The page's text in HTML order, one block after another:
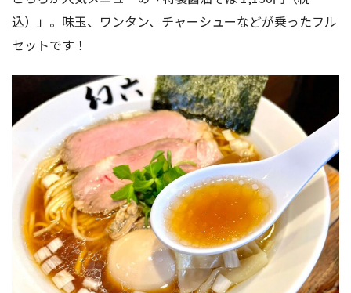
込）」。味玉、ワンタン、チャーシューなどが乗ったフル
セットです！